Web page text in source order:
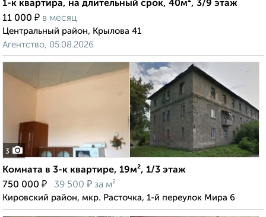
1-к квартира, на длительный срок, 40м², 3/9 этаж
11 000 ₽ в месяц
Центральный район, Крылова 41
Агентство, 05.08.2026
3
Комната в 3-к квартире, 19м², 1/3 этаж
750 000 ₽ 39 500 ₽ за м²
Кировский район, мкр. Расточка, 1-й переулок Мира 6